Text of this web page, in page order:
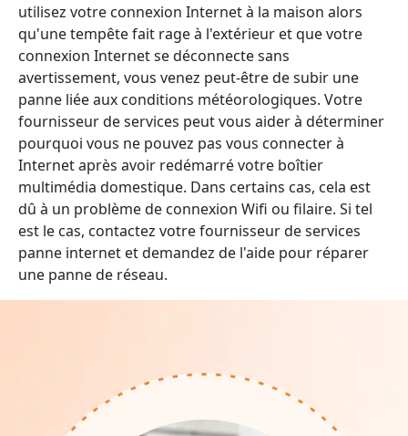
utilisez votre connexion Internet à la maison alors
qu'une tempête fait rage à l'extérieur et que votre
connexion Internet se déconnecte sans
avertissement, vous venez peut-être de subir une
panne liée aux conditions météorologiques. Votre
fournisseur de services peut vous aider à déterminer
pourquoi vous ne pouvez pas vous connecter à
Internet après avoir redémarré votre boîtier
multimédia domestique. Dans certains cas, cela est
dû à un problème de connexion Wifi ou filaire. Si tel
est le cas, contactez votre fournisseur de services
panne internet et demandez de l'aide pour réparer
une panne de réseau.